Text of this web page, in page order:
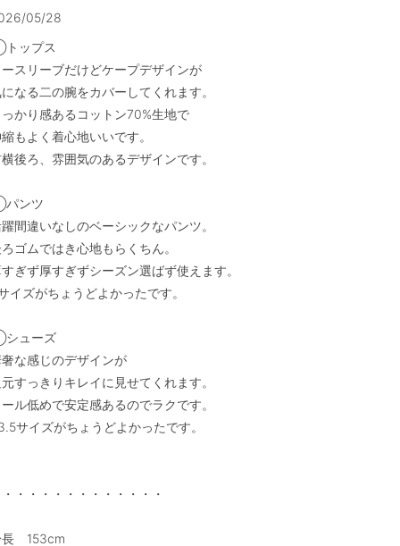
05/28
ップス
スリーブだけどケープデザインが
なる二の腕をカバーしてくれます。
かり感あるコットン70%生地で
もよく着心地いいです。
後ろ、雰囲気のあるデザインです。
ンツ
間違いなしのベーシックなパンツ。
ゴムではき心地もらくちん。
ぎず厚すぎずシーズン選ばず使えます。
イズがちょうどよかったです。
ューズ
な感じのデザインが
すっきりキレイに見せてくれます。
ル低めで安定感あるのでラクです。
サイズがちょうどよかったです。
・・・・・・・・・・・・
　153cm